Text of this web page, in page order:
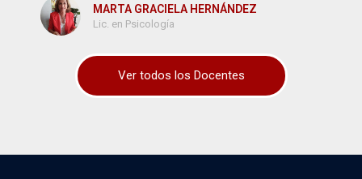
MARTA GRACIELA HERNÁNDEZ
Lic. en Psicología
Ver todos los Docentes